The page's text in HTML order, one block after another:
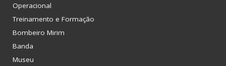
Operacional
Treinamento e Formação
Bombeiro Mirim
Banda
Museu